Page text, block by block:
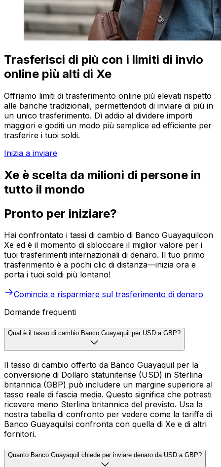
Trasferisci di più con i limiti di invio
online più alti di Xe
Offriamo limiti di trasferimento online più elevati rispetto
alle banche tradizionali, permettendoti di inviare di più in
un unico trasferimento. Dì addio al dividere importi
maggiori e goditi un modo più semplice ed efficiente per
trasferire i tuoi soldi.
Inizia a inviare
Xe è scelta da milioni di persone in
tutto il mondo
Pronto per iniziare?
Hai confrontato i tassi di cambio di Banco Guayaquilcon
Xe ed è il momento di sbloccare il miglior valore per i
tuoi trasferimenti internazionali di denaro. Il tuo primo
trasferimento è a pochi clic di distanza—inizia ora e
porta i tuoi soldi più lontano!
Comincia a risparmiare sul trasferimento di denaro
Domande frequenti
Qual è il tasso di cambio Banco Guayaquil per USD a GBP?
Il tasso di cambio offerto da Banco Guayaquil per la
conversione di Dollaro statunitense (USD) in Sterlina
britannica (GBP) può includere un margine superiore al
tasso reale di fascia media. Questo significa che potresti
ricevere meno Sterlina britannica del previsto. Usa la
nostra tabella di confronto per vedere come la tariffa di
Banco Guayaquilsi confronta con quella di Xe e di altri
fornitori.
Quanto Banco Guayaquil chiede per inviare denaro da USD a GBP?